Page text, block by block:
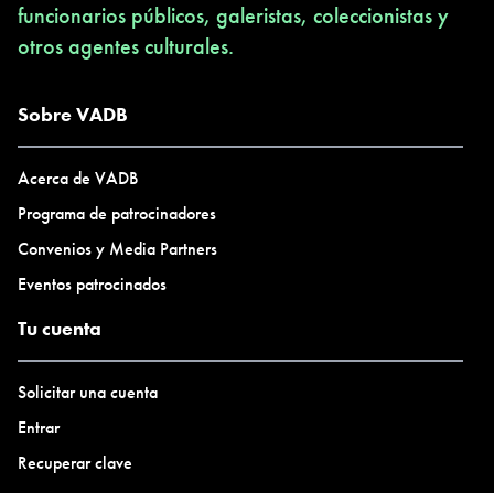
funcionarios públicos, galeristas, coleccionistas y
otros agentes culturales.
Sobre VADB
Acerca de VADB
Programa de patrocinadores
Convenios y Media Partners
Eventos patrocinados
Tu cuenta
Solicitar una cuenta
Entrar
Recuperar clave